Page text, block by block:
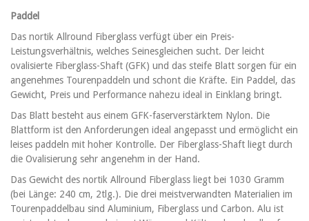
Paddel
Das nortik Allround Fiberglass verfügt über ein Preis-
Leistungsverhältnis, welches Seinesgleichen sucht. Der leicht
ovalisierte Fiberglass-Shaft (GFK) und das steife Blatt sorgen für ein
angenehmes Tourenpaddeln und schont die Kräfte. Ein Paddel, das
Gewicht, Preis und Performance nahezu ideal in Einklang bringt.
Das Blatt besteht aus einem GFK-faserverstärktem Nylon. Die
Blattform ist den Anforderungen ideal angepasst und ermöglicht ein
leises paddeln mit hoher Kontrolle. Der Fiberglass-Shaft liegt durch
die Ovalisierung sehr angenehm in der Hand.
Das Gewicht des nortik Allround Fiberglass liegt bei 1030 Gramm
(bei Länge: 240 cm, 2tlg.). Die drei meistverwandten Materialien im
Tourenpaddelbau sind Aluminium, Fiberglass und Carbon. Alu ist